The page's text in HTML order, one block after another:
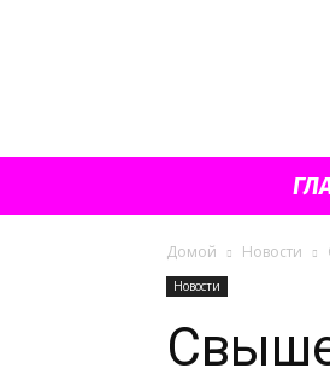
Домой Новости
Новости